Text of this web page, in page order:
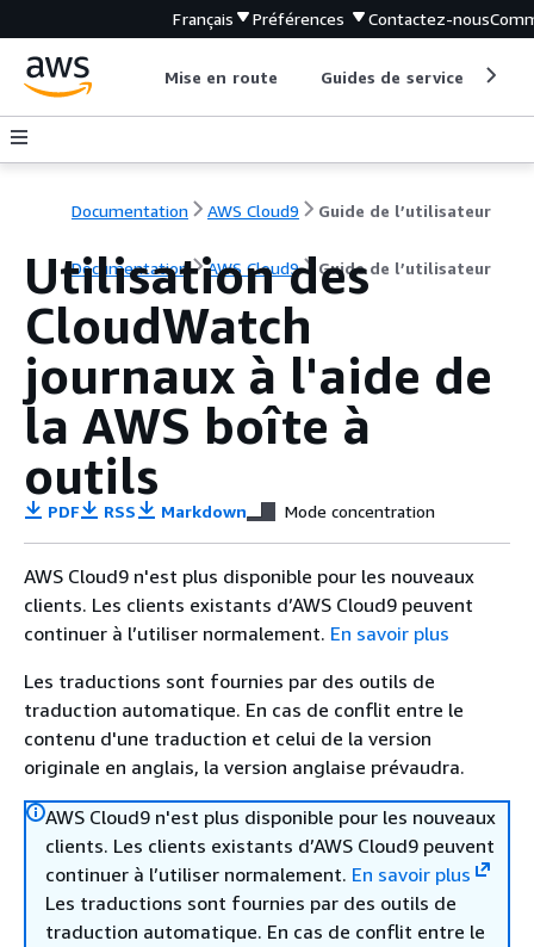
Français Préférences Contactez-nous
Mise en route Guides de service
Documentation AWS Cloud9 Guide de l’utilisateur
Documentation AWS Cloud9 Guide de l’utilisateur
Utilisation des
CloudWatch
journaux à l'aide de
la AWS boîte à
outils
PDF RSS Markdown Mode concentration
AWS Cloud9 n'est plus disponible pour les nouveaux
clients. Les clients existants d’AWS Cloud9 peuvent
continuer à l’utiliser normalement. En savoir plus
Les traductions sont fournies par des outils de
traduction automatique. En cas de conflit entre le
contenu d'une traduction et celui de la version
originale en anglais, la version anglaise prévaudra.
AWS Cloud9 n'est plus disponible pour les nouveaux
clients. Les clients existants d’AWS Cloud9 peuvent
continuer à l’utiliser normalement. En savoir plus
Les traductions sont fournies par des outils de
traduction automatique. En cas de conflit entre le